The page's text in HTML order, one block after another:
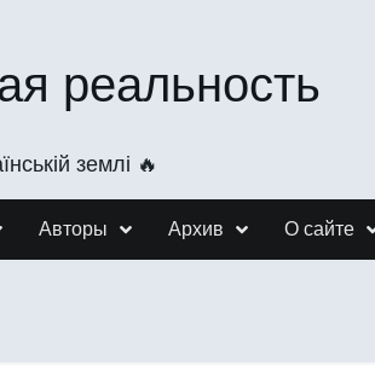
реальность
землі 🔥
Авторы Архив О сайте